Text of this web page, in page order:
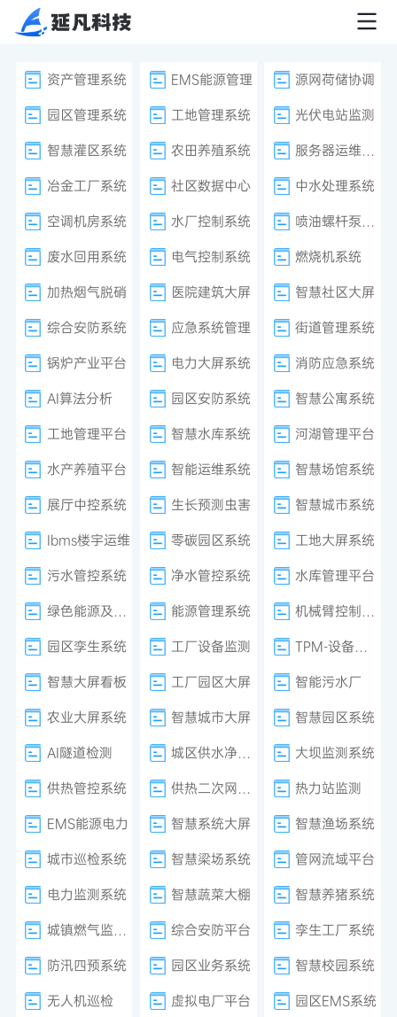
资产管理系统 EMS能源管理
源网荷储协调
园区管理系统
工地管理系统
光伏电站监测
智慧灌区系统
农田养殖系统
服务器运维监控
冶金工厂系统
社区数据中心
中水处理系统
空调机房系统
水厂控制系统
喷油螺杆泵系统
废水回用系统
电气控制系统
燃烧机系统
加热烟气脱硝
医院建筑大屏
智慧社区大屏
综合安防系统
应急系统管理
街道管理系统
锅炉产业平台
电力大屏系统
消防应急系统
AI算法分析
园区安防系统
智慧公寓系统
工地管理平台
智慧水库系统
河湖管理平台
水产养殖平台
智能运维系统
智慧场馆系统
展厅中控系统
生长预测虫害
智慧城市系统
Ibms楼宇运维
零碳园区系统
工地大屏系统
污水管控系统
净水管控系统
水库管理平台
绿色能源及减排系统
能源管理系统
机械臂控制系统
园区孪生系统
工厂设备监测
TPM-设备管理
智慧大屏看板
工厂园区大屏
智能污水厂
农业大屏系统
智慧城市大屏
智慧园区系统
AI隧道检测
城区供水净水厂
大坝监测系统
供热管控系统
供热二次网平衡
热力站监测
EMS能源电力
智慧系统大屏
智慧渔场系统
城市巡检系统
智慧梁场系统
管网流域平台
电力监测系统
智慧蔬菜大棚
智慧养猪系统
城镇燃气监测系统
综合安防平台
孪生工厂系统
防汛四预系统
园区业务系统
智慧校园系统
无人机巡检
虚拟电厂平台
园区EMS系统